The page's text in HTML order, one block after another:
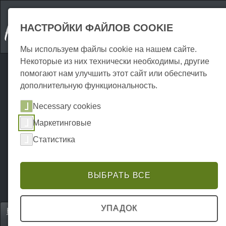
Home
Направления для экскурсий
P0017EA01306
НАСТРОЙКИ ФАЙЛОВ COOKIE
Мы используем файлы cookie на нашем сайте.
Некоторые из них технически необходимы, другие
помогают нам улучшить этот сайт или обеспечить
дополнительную функциональность.
Necessary cookies
Маркетинговые
Статистика
ВЫБРАТЬ ВСЕ
УПАДОК